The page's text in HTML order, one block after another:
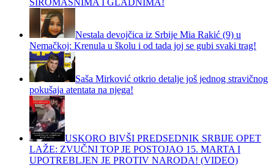
Nestala devojčica iz Srbije Mia Rakić (9) u
Nemačkoj: Krenula u školu i od tada joj se gubi svaki trag!
Saša Mirković otkrio detalje još jednog stravičnog
pokušaja atentata na njega!
USKORO BIVŠI PREDSEDNIK SRBIJE OPET
LAŽE: ZVUČNI TOP JE POSTOJAO 15. MARTA I
UPOTREBLJEN JE PROTIV NARODA! (VIDEO)